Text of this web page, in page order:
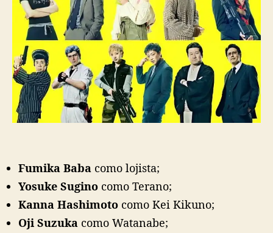
a
s
e
r
,
p
ô
t
e
s
Fumika Baba como lojista;
Yosuke Sugino como Terano;
Kanna Hashimoto como Kei Kikuno;
Oji Suzuka como Watanabe;